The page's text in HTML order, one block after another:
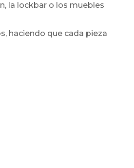
la lockbar o los muebles
haciendo que cada pieza